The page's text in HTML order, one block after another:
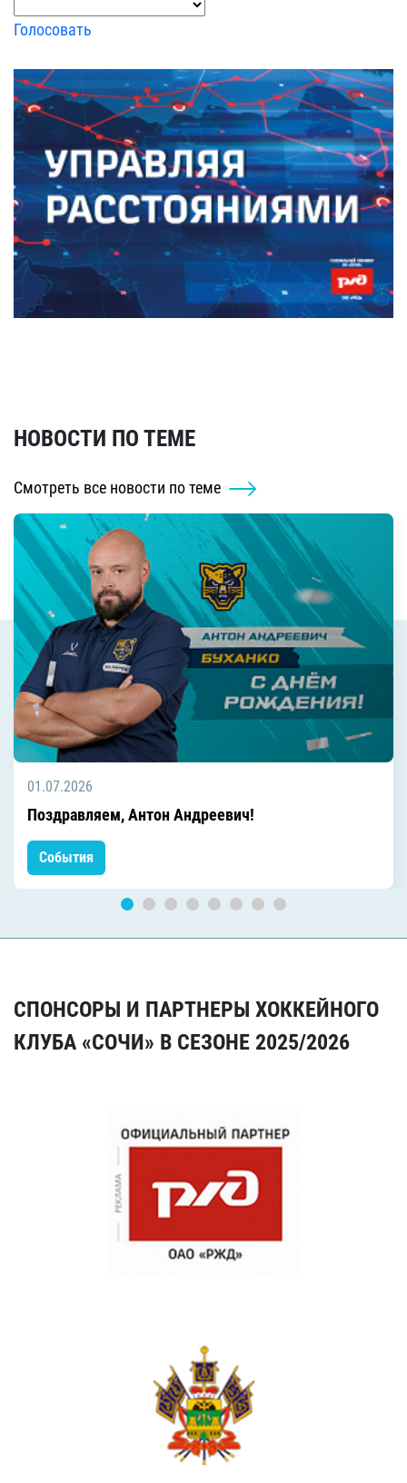
Голосовать
НОВОСТИ ПО ТЕМЕ
Смотреть все новости по теме
01.07.2026
Поздравляем, Антон Андреевич!
События
СПОНСОРЫ И ПАРТНЕРЫ ХОККЕЙНОГО
КЛУБА «СОЧИ» В СЕЗОНЕ 2025/2026